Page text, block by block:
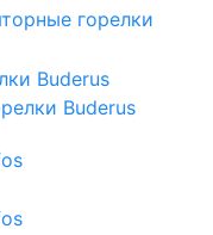
горелки
Buderus
Buderus